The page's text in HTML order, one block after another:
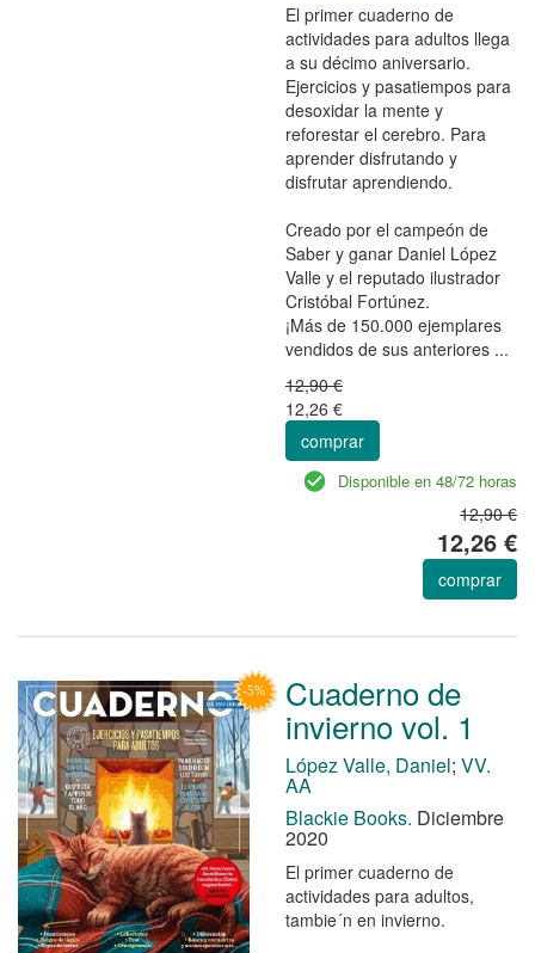
El primer cuaderno de
actividades para adultos llega
a su décimo aniversario.
Ejercicios y pasatiempos para
desoxidar la mente y
reforestar el cerebro. Para
aprender disfrutando y
disfrutar aprendiendo.
Creado por el campeón de
Saber y ganar Daniel López
Valle y el reputado ilustrador
Cristóbal Fortúnez.
¡Más de 150.000 ejemplares
vendidos de sus anteriores ...
12,90 €
12,26 €
comprar
Disponible en 48/72 horas
12,90 €
12,26 €
comprar
Cuaderno de
invierno vol. 1
López Valle, Daniel; VV.
AA
Blackie Books. Diciembre
2020
El primer cuaderno de
actividades para adultos,
tambie´n en invierno.